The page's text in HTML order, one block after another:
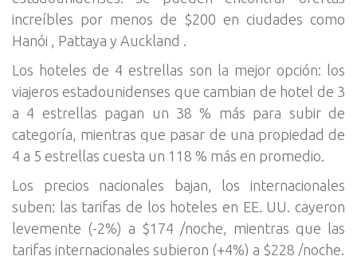
increíbles por menos de $200 en ciudades como
Hanói , Pattaya y Auckland .
Los hoteles de 4 estrellas son la mejor opción: los
viajeros estadounidenses que cambian de hotel de 3
a 4 estrellas pagan un 38 % más para subir de
categoría, mientras que pasar de una propiedad de
4 a 5 estrellas cuesta un 118 % más en promedio.
Los precios nacionales bajan, los internacionales
suben: las tarifas de los hoteles en EE. UU. cayeron
levemente (-2%) a $174 /noche, mientras que las
tarifas internacionales subieron (+4%) a $228 /noche.